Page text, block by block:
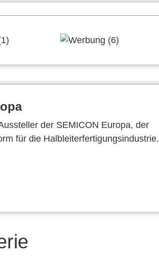
der SEMICON Europa, der
für die Halbleiterfertigungsindustrie.